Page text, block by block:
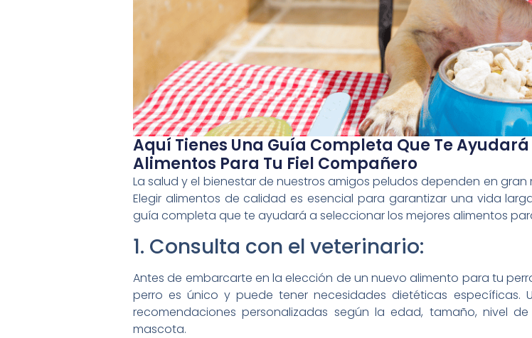
Aquí Tienes Una Guía Completa Que Te
Alimentos Para Tu Fiel Compañero
La salud y el bienestar de nuestros amigos peludos dependen en
Elegir alimentos de calidad es esencial para garantizar una vida
guía completa que te ayudará a seleccionar los mejores alimentos
1. Consulta con el veterinario:
Antes de embarcarte en la elección de un nuevo alimento para tu
perro es único y puede tener necesidades dietéticas específicas.
recomendaciones personalizadas según la edad, tamaño, nivel
mascota.